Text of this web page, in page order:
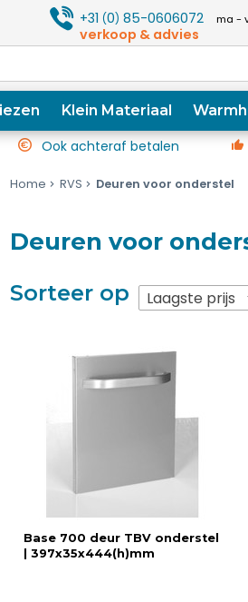
+31(0) 85-0606072 ma -
verkoop & advies
Klein Materiaal
Ook achteraf betalen
Home RVS Deuren voor onderstel
Deuren voor
Sorteer op Laagste prijs
Base 700 deur TBV onderstel
| 397x35x444(h)mm